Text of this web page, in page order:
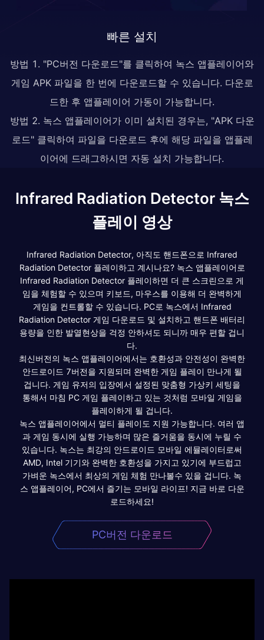
빠른 설치
방법 1. "PC버전 다운로드"를 클릭하여 녹스 앱플레이어와
게임 APK 파일을 한 번에 다운로드할 수 있습니다. 다운로
드한 후 앱플레이어 가동이 가능합니다.
방법 2. 녹스 앱플레이어가 이미 설치된 경우는, "APK 다운
로드" 클릭하여 파일을 다운로드 후에 해당 파일을 앱플레
이어에 드래그하시면 자동 설치 가능합니다.
Infrared Radiation Detector 녹스
플레이 영상
Infrared Radiation Detector, 아직도 핸드폰으로 Infrared
Radiation Detector 플레이하고 계시나요? 녹스 앱플레이어로
Infrared Radiation Detector 플레이하면 더 큰 스크린으로 게
임을 체험할 수 있으며 키보드, 마우스를 이용해 더 완벽하게
게임을 컨트롤할 수 있습니다. PC로 녹스에서 Infrared
Radiation Detector 게임 다운로드 및 설치하고 핸드폰 배터리
용량을 인한 발열현상을 걱정 안하셔도 되니까 매우 편할 겁니
다.
최신버전의 녹스 앱플레이어에서는 호환성과 안전성이 완벽한
안드로이드 7버전을 지원되며 완벽한 게임 플레이 만나게 될
겁니다. 게임 유저의 입장에서 설정된 맞춤형 가상키 세팅을
통해서 마침 PC 게임 플레이하고 있는 것처럼 모바일 게임을
플레이하게 될 겁니다.
녹스 앱플레이어에서 멀티 플레이도 지원 가능합니다. 여러 앱
과 게임 동시에 실행 가능하며 많은 즐거움을 동시에 누릴 수
있습니다. 녹스는 최강의 안드로이드 모바일 에뮬레이터로써
AMD, Intel 기기와 완벽한 호환성을 가지고 있기에 부드럽고
가벼운 녹스에서 최상의 게임 체험 만나볼수 있을 겁니다. 녹
스 앱플레이어, PC에서 즐기는 모바일 라이프! 지금 바로 다운
로드하세요!
PC버전 다운로드